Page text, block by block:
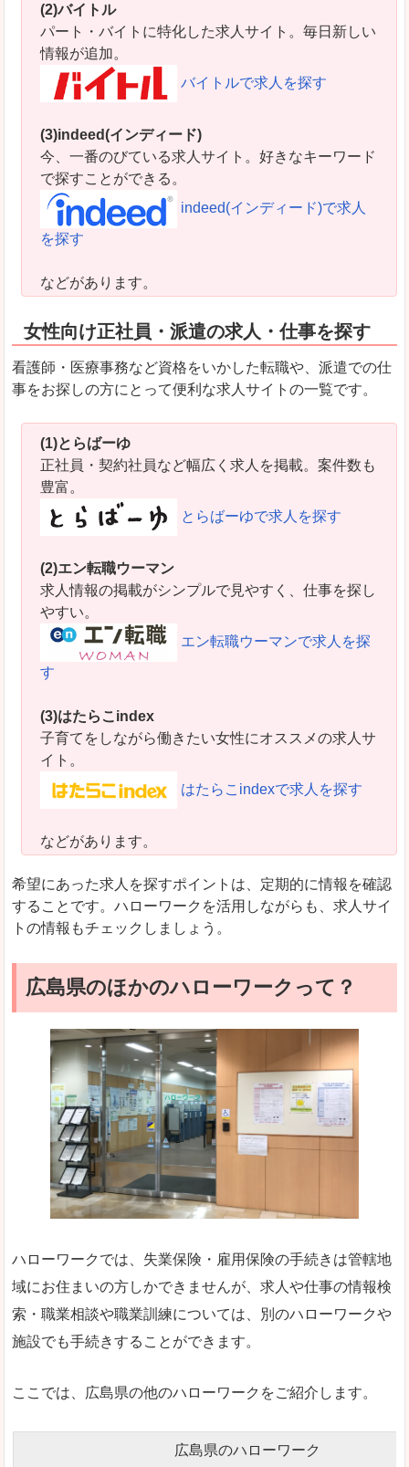
(2)バイトル
パート・バイトに特化した求人サイト。毎日新しい
情報が追加。
バイトルで求人を探す
(3)indeed(インディード)
今、一番のびている求人サイト。好きなキーワード
で探すことができる。
indeed(インディード)で求人
を探す
などがあります。
女性向け正社員・派遣の求人・仕事を探す
看護師・医療事務など資格をいかした転職や、派遣での仕
事をお探しの方にとって便利な求人サイトの一覧です。
(1)とらばーゆ
正社員・契約社員など幅広く求人を掲載。案件数も
豊富。
とらばーゆで求人を探す
(2)エン転職ウーマン
求人情報の掲載がシンプルで見やすく、仕事を探し
やすい。
エン転職ウーマンで求人を探
す
(3)はたらこindex
子育てをしながら働きたい女性にオススメの求人サ
イト。
はたらこindexで求人を探す
などがあります。
希望にあった求人を探すポイントは、定期的に情報を確認
することです。ハローワークを活用しながらも、求人サイ
トの情報もチェックしましょう。
広島県のほかのハローワークって？
ハローワークでは、失業保険・雇用保険の手続きは管轄地
域にお住まいの方しかできませんが、求人や仕事の情報検
索・職業相談や職業訓練については、別のハローワークや
施設でも手続きすることができます。
ここでは、広島県の他のハローワークをご紹介します。
広島県のハローワーク